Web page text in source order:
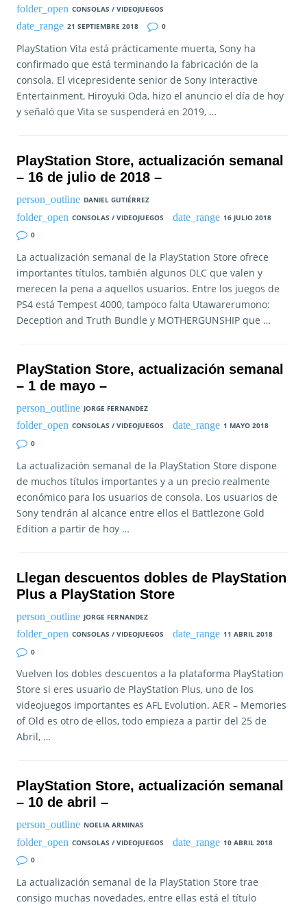
CONSOLAS / VIDEOJUEGOS
21 SEPTIEMBRE 2018
0
PlayStation Vita está prácticamente muerta, Sony ha
confirmado que está terminando la fabricación de la
consola. El vicepresidente senior de Sony Interactive
Entertainment, Hiroyuki Oda, hizo el anuncio el día de hoy
y señaló que Vita se suspenderá en 2019, …
PlayStation Store, actualización semanal
– 16 de julio de 2018 –
DANIEL GUTIÉRREZ
CONSOLAS / VIDEOJUEGOS
16 JULIO 2018
0
La actualización semanal de la PlayStation Store ofrece
importantes títulos, también algunos DLC que valen y
merecen la pena a aquellos usuarios. Entre los juegos de
PS4 está Tempest 4000, tampoco falta Utawarerumono:
Deception and Truth Bundle y MOTHERGUNSHIP que …
PlayStation Store, actualización semanal
– 1 de mayo –
JORGE FERNANDEZ
CONSOLAS / VIDEOJUEGOS
1 MAYO 2018
0
La actualización semanal de la PlayStation Store dispone
de muchos títulos importantes y a un precio realmente
económico para los usuarios de consola. Los usuarios de
Sony tendrán al alcance entre ellos el Battlezone Gold
Edition a partir de hoy …
Llegan descuentos dobles de PlayStation
Plus a PlayStation Store
JORGE FERNANDEZ
CONSOLAS / VIDEOJUEGOS
11 ABRIL 2018
0
Vuelven los dobles descuentos a la plataforma PlayStation
Store si eres usuario de PlayStation Plus, uno de los
videojuegos importantes es AFL Evolution. AER – Memories
of Old es otro de ellos, todo empieza a partir del 25 de
Abril, …
PlayStation Store, actualización semanal
– 10 de abril –
NOELIA ARMINAS
CONSOLAS / VIDEOJUEGOS
10 ABRIL 2018
0
La actualización semanal de la PlayStation Store trae
consigo muchas novedades, entre ellas está el título